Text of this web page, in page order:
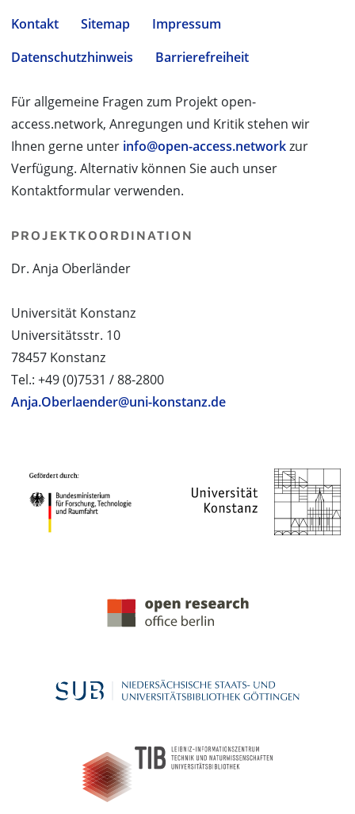
Kontakt Sitemap
Impressum
Datenschutzhinweis
Barrierefreiheit
Für allgemeine Fragen zum Projekt open-
access.network, Anregungen und Kritik stehen wir
Ihnen gerne unter info@open-access.networkzur
Verfügung. Alternativ können Sie auch unser
Kontaktformular verwenden.
PROJEKTKOORDINATION
Dr. Anja Oberländer
Universität Konstanz
Universitätsstr. 10
78457 Konstanz
Tel.: +49 (0)7531 / 88-2800
Anja.Oberlaender@uni-konstanz.de